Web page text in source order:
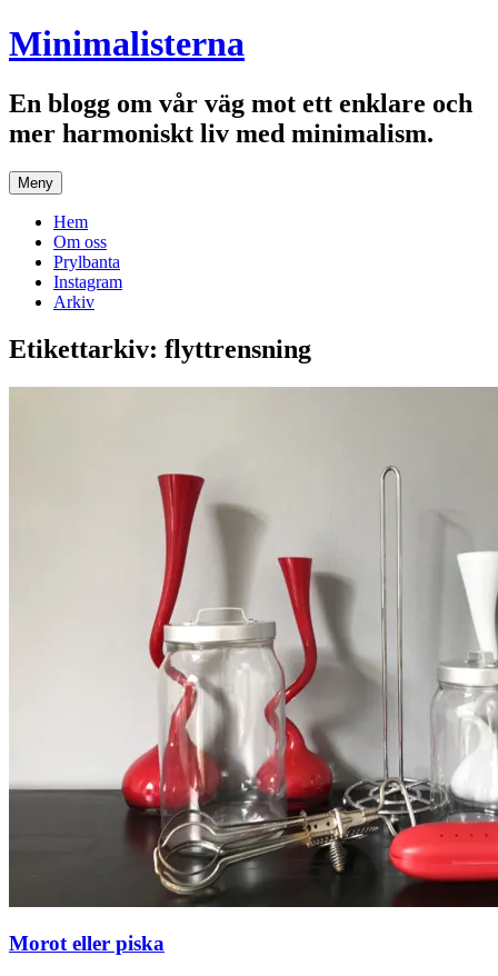
Hoppa
till
Minimalisterna
En blogg om vår väg mot ett enklare och
mer harmoniskt liv med minimalism.
Meny
Hem
Om oss
Prylbanta
Instagram
Arkiv
Etikettarkiv: flyttrensning
Morot eller piska